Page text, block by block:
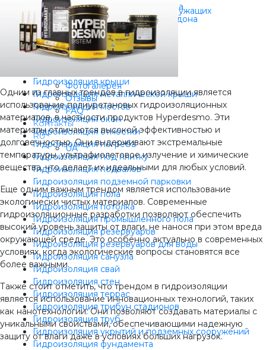
Гидроизоляция душевого поддона
Гидроизоляция душевой без поддона
Гидроизоляция квартиры
Гидроизоляция кессона
Гидроизоляция колодца
Гидроизоляция крыши
Гидроизоляция металлической крыши
Гидроизоляция мостов
Гидроизоляция окон
Гидроизоляция отмостки
Гидроизоляция погреба
Гидроизоляция под плитку
Гидроизоляция подвалов
Гидроизоляция подземной парковки
Гидроизоляция пола
Гидроизоляция потолка
Гидроизоляция промышленного пола
Гидроизоляция резервуаров
Гидроизоляция резервуаров для воды
Гидроизоляция санузла
Гидроизоляция свай
Гидроизоляция стен
Гидроизоляция террас
Гидроизоляция трибун стадионов
Гидроизоляция труб
Гидроизоляция укрытий и подземных сооружений
Гидроизоляция фундамента
Скидка 20% для военнослужащих
B2B
Дилерам
Корпоративным клиентам
Фотогалерея
Отзывы
FAQ
Контакты
RU
UA
Одним из главных трендов в гидроизоляции является
использование полиуретановых гидроизоляционных
материалов, в частности продуктов Hyperdesmo. Эти
материалы отличаются высокой эффективностью и
долговечностью. Они выдерживают экстремальные
температуры, ультрафиолетовое излучение и химические
вещества, что делает их идеальными для любых условий.
Еще одним важным трендом является использование
экологически чистых материалов. Современные
гидроизоляционные разработки позволяют обеспечить
высокий уровень защиты от влаги, не нанося при этом вреда
окружающей среде. Это особенно актуально в современных
условиях, когда экологические вопросы становятся все
более важными.
Также стоит отметить, что трендом в гидроизоляции
является использование инновационных технологий, таких
как нанотехнологии. Они позволяют создавать материалы с
уникальными свойствами, обеспечивающими надежную
защиту от влаги даже в условиях больших нагрузок.